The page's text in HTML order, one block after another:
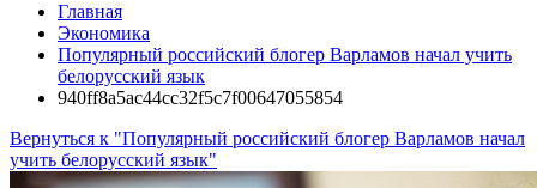
Главная
Экономика
Популярный российский блогер Варламов начал учить
белорусский язык
940ff8a5ac44cc32f5c7f00647055854
Вернуться к "Популярный российский блогер Варламов начал
учить белорусский язык"